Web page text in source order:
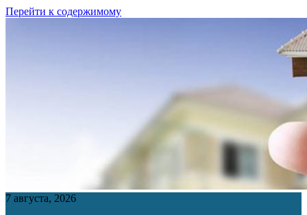
Перейти к содержимому
7 августа, 2026